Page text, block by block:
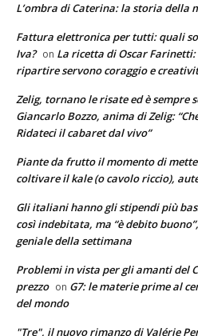
L’ombra di Caterina: la storia della
Fattura elettronica per tutti: quali
Iva? on La ricetta di Oscar
ripartire servono coraggio e
Zelig, tornano le risate ed è sempre
Giancarlo Bozzo, anima di Zelig:
Ridateci il cabaret dal vivo”
Piante da frutto il momento di
coltivare il kale (o cavolo riccio),
Gli italiani hanno gli stipendi più
così indebitata, ma “è debito
geniale della settimana
Problemi in vista per gli amanti del
prezzo on G7: le materie prime al
del mondo
"Tre", il nuovo rimanzo di Valérie